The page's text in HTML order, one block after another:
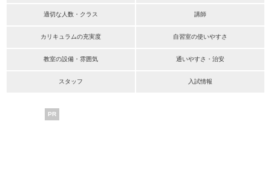
適切な人数・クラス 講師
カリキュラムの充実度 自習室の使いやすさ
教室の設備・雰囲気 通いやすさ・治安
スタッフ 入試情報
PR